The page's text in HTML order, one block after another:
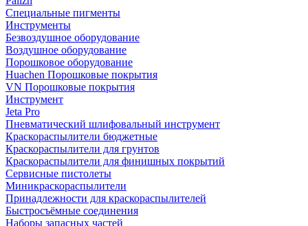
Специальные пигменты
Инструменты
Безвоздушное оборудование
Воздушное оборудование
Порошковое оборудование
Huachen Порошковые покрытия
VN Порошковые покрытия
Инструмент
Jeta Pro
Пневматический шлифовальный инструмент
Краскораспылители бюджетные
Краскораспылители для грунтов
Краскораспылители для финишных покрытий
Сервисные пистолеты
Миникраскораспылители
Принадлежности для краскораспылителей
Быстросъёмные соединения
Наборы запасных частей